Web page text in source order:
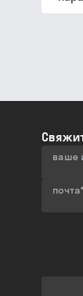
ваше
почта*